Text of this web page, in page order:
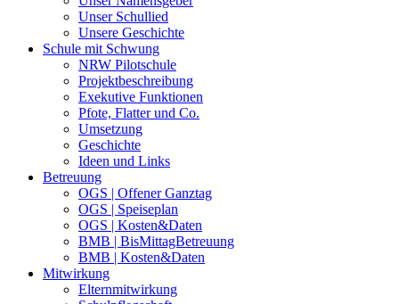
Unser Schullied
Unsere Geschichte
Schule mit Schwung
NRW Pilotschule
Projektbeschreibung
Exekutive Funktionen
Pfote, Flatter und Co.
Umsetzung
Geschichte
Ideen und Links
Betreuung
OGS | Offener Ganztag
OGS | Speiseplan
OGS | Kosten&Daten
BMB | BisMittagBetreuung
BMB | Kosten&Daten
Mitwirkung
Elternmitwirkung